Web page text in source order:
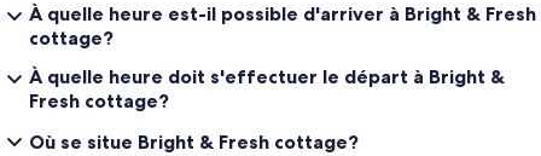
À quelle heure est-il possible d'arriver à Bright & Fresh
cottage?
À quelle heure doit s'effectuer le départ à Bright &
Fresh cottage?
Où se situe Bright & Fresh cottage?